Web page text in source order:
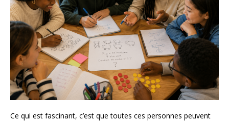
Ce qui est fascinant, c’est que toutes ces personnes peuvent